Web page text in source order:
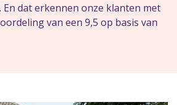
En dat erkennen onze klanten met
van een 9,5 op basis van